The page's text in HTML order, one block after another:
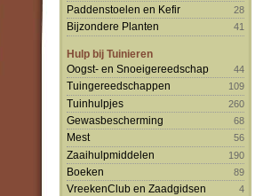
Paddenstoelen en Kefir 28
Bijzondere Planten 41
Hulp bij Tuinieren
Oogst- en Snoeigereedschap
44
Tuingereedschappen 109
Tuinhulpjes 260
Gewasbescherming 68
Mest 56
Zaaihulpmiddelen 190
Boeken 89
VreekenClub en Zaadgidsen 4